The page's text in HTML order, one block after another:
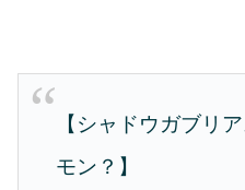
【シャドウガブリ
モン？】